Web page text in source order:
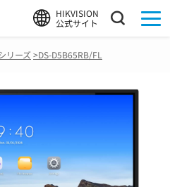
HIKVISION
公式サイト
リーズ>DS-D5B65RB/FL